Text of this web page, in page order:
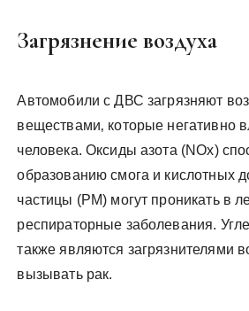
Загрязнение воздуха
Автомобили с ДВС загрязняют
веществами‚ которые негативно
человека. Оксиды азота (NOx)
образованию смога и кислотных
частицы (PM) могут проникать в
респираторные заболевания.
также являются загрязнителями
вызывать рак.